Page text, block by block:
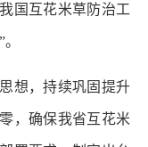
国互花米草防治工
想，持续巩固提升
，确保我省互花米